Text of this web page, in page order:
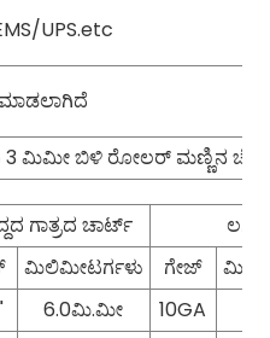
UPS.etc
3 ಮಿಮೀ ಬಿಳಿ ರೋಲರ್ ಮಣ್ಣಿನ
ಗಾತ್ರದ ಚಾರ್ಟ್
ಮಿಲಿಮೀಟರ್ಗಳು ಗೇಜ್
6.0ಮಿ.ಮೀ 10GA